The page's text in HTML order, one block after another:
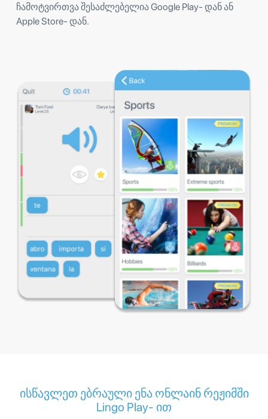
ჩამოტვირთვა შესაძლებელია Google Play- დან ან
Apple Store- დან.
ისწავლეთ ებრაული ენა ონლაინ რეჟიმში
Lingo Play- ით